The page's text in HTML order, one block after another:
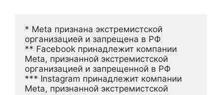
* Meta признана экстремистской
организацией и запрещена в РФ
** Facebook принадлежит компании
Meta, признанной экстремистской
организацией и запрещенной в РФ
*** Instagram принадлежит компании
Meta, признанной экстремистской